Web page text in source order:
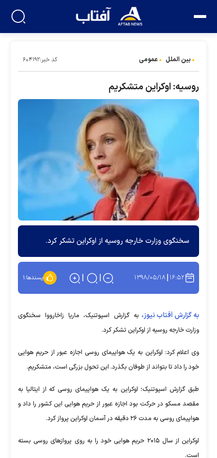
بین الملل عمومی کد خبر:۶۰۴۱۹۲
روسیه: اوکراین متشکریم
سخنگوی وزارت خارجه روسیه از اوکراین تشکر کرد.
۱۶:۵۲ ۱۳۹۸/۰۵/۱۸ پسندها:۱
به گزارش آفتاب نیوز، به گزارش اسپوتنیک، ماریا زاخارووا سخنگوی
وزارت خارجه روسیه از اوکراین تشکر کرد.
وی اعلام کرد: اوکراین به یک هواپیمای روسی اجازه عبور از حریم هوایی
خود را داد تا بتواند از طوفان بگذرد. این تحول بزرگی است، متشکریم.
طبق گزارش اسپوتنیک؛ اوکراین به یک هواپیمای روسی که از ایتالیا به
مقصد مسکو در حرکت بود اجازه عبور از حریم هوایی این کشور را داد و
هواپیمای روسی به مدت ۲۶ دقیقه در آسمان اوکراین پرواز کرد.
اوکراین از سال ۲۰۱۵ حریم هوایی خود را به روی پروازهای روسی بسته
است.